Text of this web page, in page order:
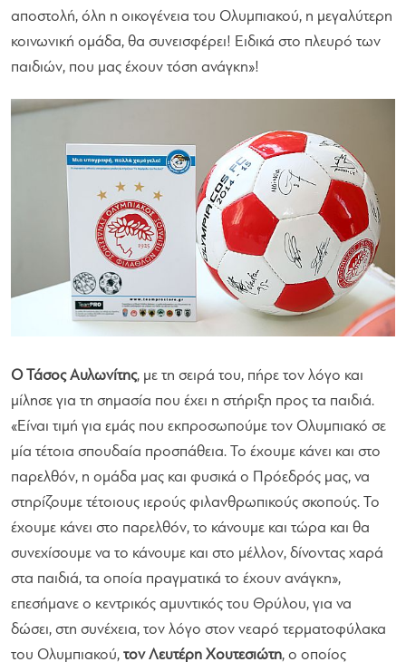
αποστολή, όλη η οικογένεια του Ολυμπιακού, η μεγαλύτερη
κοινωνική ομάδα, θα συνεισφέρει! Ειδικά στο πλευρό των
παιδιών, που μας έχουν τόση ανάγκη»!
Ο Τάσος Αυλωνίτης, με τη σειρά του, πήρε τον λόγο και
μίλησε για τη σημασία που έχει η στήριξη προς τα παιδιά.
«Είναι τιμή για εμάς που εκπροσωπούμε τον Ολυμπιακό σε
μία τέτοια σπουδαία προσπάθεια. Το έχουμε κάνει και στο
παρελθόν, η ομάδα μας και φυσικά ο Πρόεδρός μας, να
στηρίζουμε τέτοιους ιερούς φιλανθρωπικούς σκοπούς. Το
έχουμε κάνει στο παρελθόν, το κάνουμε και τώρα και θα
συνεχίσουμε να το κάνουμε και στο μέλλον, δίνοντας χαρά
στα παιδιά, τα οποία πραγματικά το έχουν ανάγκη»,
επεσήμανε ο κεντρικός αμυντικός του Θρύλου, για να
δώσει, στη συνέχεια, τον λόγο στον νεαρό τερματοφύλακα
του Ολυμπιακού, τον Λευτέρη Χουτεσιώτη, ο οποίος